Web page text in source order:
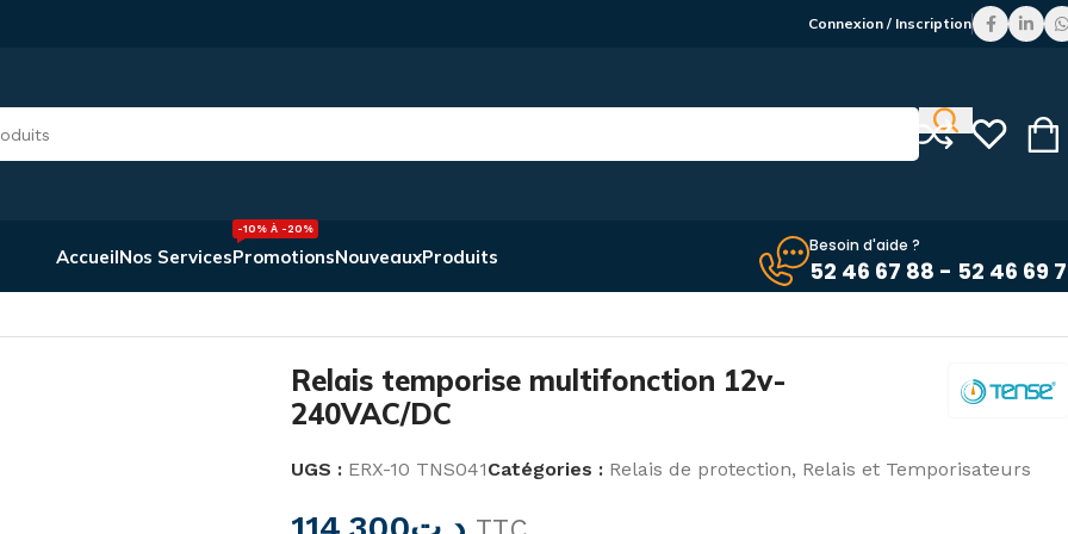
Connexion / Inscription
AccueilNos ServicesPromotions
-10% À -20%
NouveauxProduits Besoin d'aide ?
52 46 67 88 - 52 46 69
Relais temporise multifonction 12v-
240VAC/DC
UGS : ERX-10 TNS041Catégories : Relais de protection, Relais et Temporisateurs